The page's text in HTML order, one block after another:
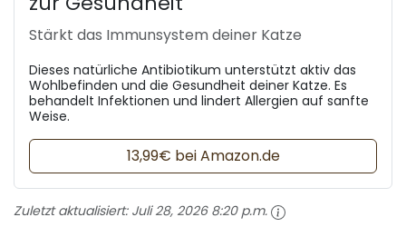
Stärkt das Immunsystem deiner Katze
Dieses natürliche Antibiotikum unterstützt aktiv das
Wohlbefinden und die Gesundheit deiner Katze. Es
behandelt Infektionen und lindert Allergien auf sanfte
Weise.
13,99€ bei Amazon.de
Zuletzt aktualisiert: Juli 28, 2026 8:20 p.m.